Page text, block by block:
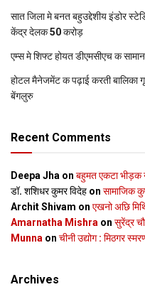
सात जिला मे बनत बहुउद्देशीय इंडोर
केंद्र देलक 50 करोड़
एम्स मे शिफ्ट होयत डीएमसीएच क
होटल मैनेजमेंट क पढ़ाई करती बालिका
बेंगलुरु
Recent Comments
Deepa Jha on बहुमत एकटा भीड़क
डॉ. शशिधर कुमर विदेह on सामाजिक
Archit Shivam on एखनो अछि
Amarnatha Mishra on सुरेंद्र
Munna on चीनी उद्योग : मिठगर
Archives